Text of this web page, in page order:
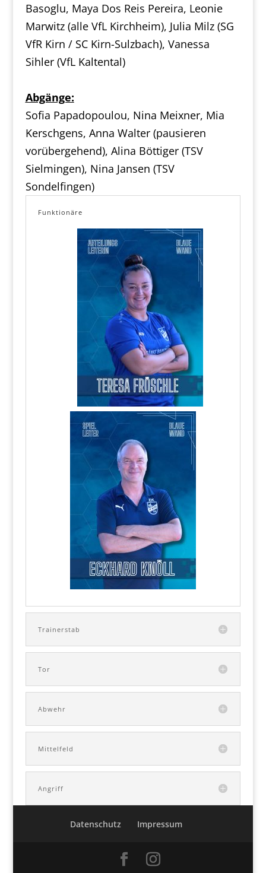
Basoglu, Maya Dos Reis Pereira, Leonie
Marwitz (alle VfL Kirchheim), Julia Milz (SG
VfR Kirn / SC Kirn-Sulzbach), Vanessa
Sihler (VfL Kaltental)
Abgänge:
Sofia Papadopoulou, Nina Meixner, Mia
Kerschgens, Anna Walter (pausieren
vorübergehend), Alina Böttiger (TSV
Sielmingen), Nina Jansen (TSV
Sondelfingen)
Funktionäre
Trainerstab
Tor
Abwehr
Mittelfeld
Angriff
Datenschutz Impressum